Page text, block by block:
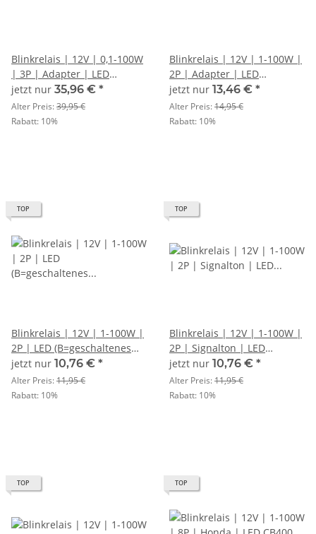
Blinkrelais | 12V | 0,1-100W
| 3P | Adapter | LED
(E=Masse) (B=geschaltenes
Plus (49) L=Signal (49a)
jetzt nur 35,96 € *
Alter Preis:39,95 €
Rabatt: 10%
Blinkrelais | 12V | 1-100W |
2P | Adapter | LED
(B=geschaltenes Plus (49)
L=Signal (49a)
jetzt nur 13,46 € *
Alter Preis:14,95 €
Rabatt: 10%
TOP
Blinkrelais | 12V | 1-100W |
2P | LED (B=geschaltenes
Plus (49) L=Signal (49a)
jetzt nur 10,76 € *
Alter Preis:11,95 €
Rabatt: 10%
TOP
Blinkrelais | 12V | 1-100W |
2P | Signalton | LED
(B=geschaltenes Plus (49)
L=Signal (49a)
jetzt nur 10,76 € *
Alter Preis:11,95 €
Rabatt: 10%
TOP TOP